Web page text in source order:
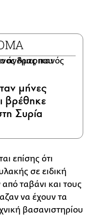
μήνες
βρέθηκε
Συρία
επίσης ότι
σε ειδική
ταβάνι και τους
να έχουν τα
βασανιστηρίου